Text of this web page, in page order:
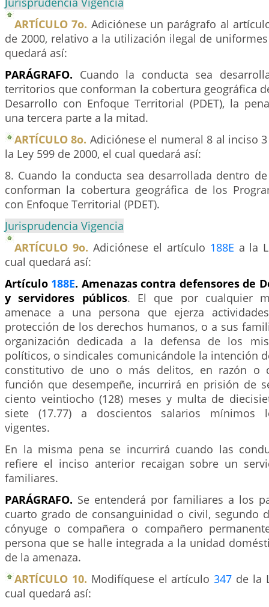
ARTÍCULO 7o. Adiciónese un parágrafo al
de 2000, relativo a la utilización ilegal de
quedará así:
PARÁGRAFO. Cuando la conducta sea
territorios que conforman la cobertura geográfica
Desarrollo con Enfoque Territorial (PDET), la
una tercera parte a la mitad.
ARTÍCULO 8o. Adiciónese el numeral 8 al inciso
la Ley 599 de 2000, el cual quedará así:
8. Cuando la conducta sea desarrollada dentro
conforman la cobertura geográfica de los
con Enfoque Territorial (PDET).
Jurisprudencia Vigencia
ARTÍCULO 9o. Adiciónese el artículo 188E a la
cual quedará así:
Artículo 188E. Amenazas contra defensores de
y servidores públicos. El que por cualquier
amenace a una persona que ejerza
protección de los derechos humanos, o a sus
organización dedicada a la defensa de los
políticos, o sindicales comunicándole la intención
constitutivo de uno o más delitos, en razón o
función que desempeñe, incurrirá en prisión de
ciento veintiocho (128) meses y multa de
siete (17.77) a doscientos salarios mínimos
vigentes.
En la misma pena se incurrirá cuando las
refiere el inciso anterior recaigan sobre un
familiares.
PARÁGRAFO. Se entenderá por familiares a los
cuarto grado de consanguinidad o civil, segundo
cónyuge o compañera o compañero
persona que se halle integrada a la unidad
de la amenaza.
ARTÍCULO 10. Modifíquese el artículo347 de la
cual quedará así: